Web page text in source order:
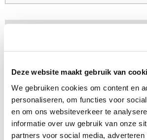
Deze website maakt gebruik van
We gebruiken cookies om content en
personaliseren, om functies voor
en om ons websiteverkeer te
informatie over uw gebruik van onze
partners voor social media,
Gebruik dit formulier om
contact op te nemen
Naam *
Bedrijfsnaam